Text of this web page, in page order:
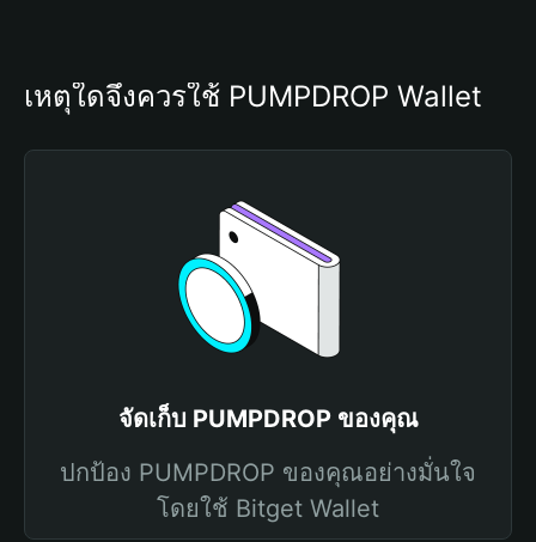
เหตุใดจึงควรใช้ PUMPDROP Wallet
จัดเก็บ PUMPDROP ของคุณ
ปกป้อง PUMPDROP ของคุณอย่างมั่นใจ
โดยใช้ Bitget Wallet